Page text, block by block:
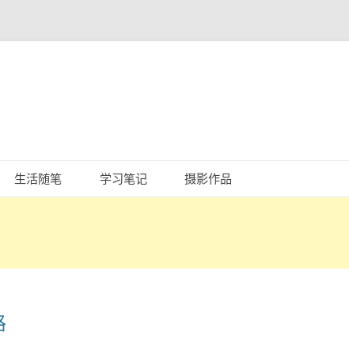
文
生活随笔 学习笔记 摄影作品